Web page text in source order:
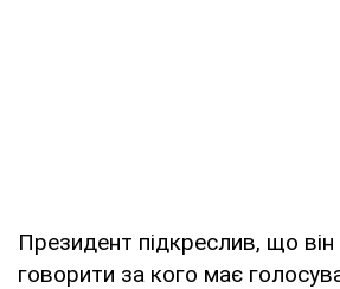
Президент підкреслив, що
говорити за кого має